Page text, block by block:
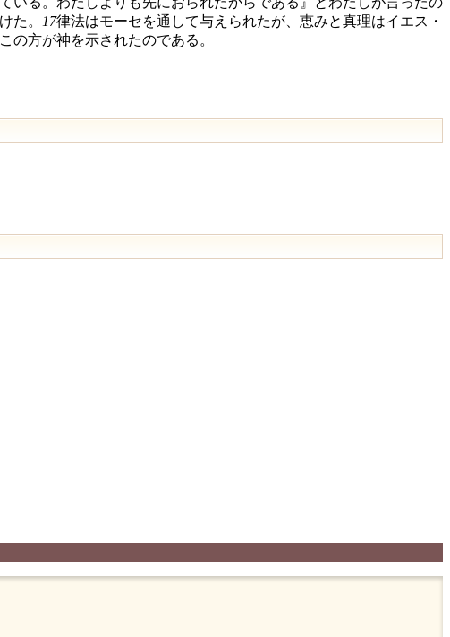
た。 17律法はモーセを通して与えられたが、恵みと真理はイエス・
の方が神を示されたのである。